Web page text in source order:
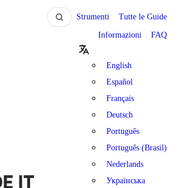
Strumenti Tutte le Guide
Informazioni FAQ
English
Español
Français
Deutsch
Português
Português (Brasil)
Nederlands
Українська